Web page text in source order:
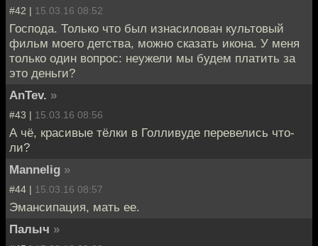
#42 | 15.03.16 08:52
Господа. Только что был изнасилован культовый
фильм моего детства, можно сказать икона. У меня
только один вопрос: неужели мы будем платить за
это деньги?
AnTev. »
#43 | 15.03.16 08:56
А чё, красивые тёлки в Голливуде перевелись что-
ли?
Mannelig »
#44 | 15.03.16 08:57
Эмансипация, мать ее.
Палыч »